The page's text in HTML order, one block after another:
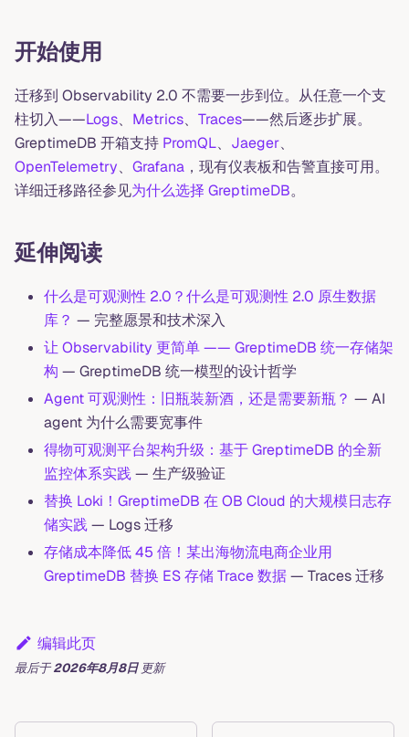
开始使用
迁移到 Observability 2.0 不需要一步到位。从任意一个支
柱切入——Logs、 Metrics、 Traces——然后逐步扩展。
GreptimeDB 开箱支持 PromQL、 Jaeger、
OpenTelemetry、 Grafana ，现有仪表板和告警直接可用。
详细迁移路径参见为什么选择 GreptimeDB。
延伸阅读
什么是可观测性 2.0？什么是可观测性 2.0 原生数据
库？ — 完整愿景和技术深入
让 Observability 更简单 —— GreptimeDB 统一存储架
构 — GreptimeDB 统一模型的设计哲学
Agent 可观测性：旧瓶装新酒，还是需要新瓶？ — AI
agent 为什么需要宽事件
得物可观测平台架构升级：基于 GreptimeDB 的全新
监控体系实践— 生产级验证
替换 Loki！GreptimeDB 在 OB Cloud 的大规模日志存
储实践— Logs 迁移
存储成本降低 45 倍！某出海物流电商企业用
GreptimeDB 替换 ES 存储 Trace 数据— Traces 迁移
编辑此页
最后于2026年8月8日 更新